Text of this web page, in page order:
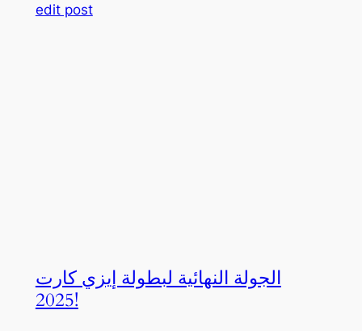
edit post
الجولة النهائية لبطولة إيزي كارت
2025!